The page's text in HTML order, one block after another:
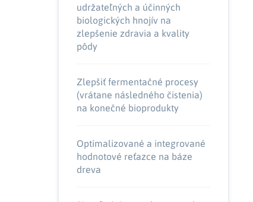
udržateľných a účinných
biologických hnojív na
zlepšenie zdravia a kvality
pôdy
Zlepšiť fermentačné procesy
(vrátane následného čistenia)
na konečné bioprodukty
Optimalizované a integrované
hodnotové reťazce na báze
dreva